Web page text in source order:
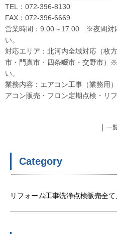
TEL：072-396-8130
FAX：072-396-6669
営業時間：9:00～17:00 ※夜間対
い。
対応エリア：北河内全域対応（枚
市・門真市・四条畷市・交野市）
い。
業務内容：エアコン工事（業務用
アコン販売・フロン定期点検・リ
│ 一
Category
リフォーム工事洗浄点検販売全て